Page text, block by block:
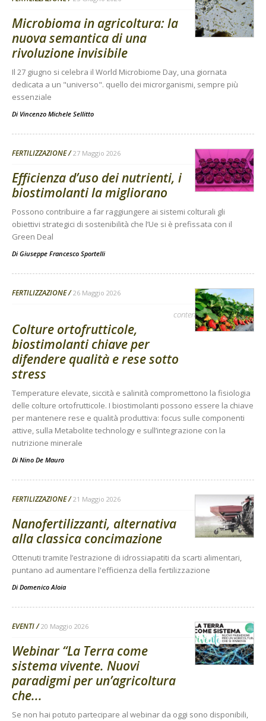
Microbioma in agricoltura: la
nuova semantica di una
rivoluzione invisibile
Il 27 giugno si celebra il World Microbiome Day, una giornata
dedicata a un "universo". quello dei microrganismi, sempre più
essenziale
Di Vincenzo Michele Sellitto
FERTILIZZAZIONE 27 Maggio 2026
Efficienza d’uso dei nutrienti, i
biostimolanti la migliorano
Possono contribuire a far raggiungere ai sistemi colturali gli
obiettivi strategici di sostenibilità che l’Ue si è prefissata con il
Green Deal
Di Giuseppe Francesco Sportelli
FERTILIZZAZIONE 26 Maggio 2026
contenuto sponsorizzato
Colture ortofrutticole,
biostimolanti chiave per
difendere qualità e rese sotto
stress
Temperature elevate, siccità e salinità compromettono la fisiologia
delle colture ortofrutticole. I biostimolanti possono essere la chiave
per mantenere rese e qualità produttiva: focus sulle componenti
attive, sulla Metabolite technology e sull’integrazione con la
nutrizione minerale
Di Nino De Mauro
FERTILIZZAZIONE 21 Maggio 2026
Nanofertilizzanti, alternativa
alla classica concimazione
Ottenuti tramite l’estrazione di idrossiapatiti da scarti alimentari,
puntano ad aumentare l'efficienza della fertilizzazione
Di Domenico Aloia
EVENTI 20 Maggio 2026
Webinar “La Terra come
sistema vivente. Nuovi
paradigmi per un’agricoltura
che...
Se non hai potuto partecipare al webinar da oggi sono disponibili,